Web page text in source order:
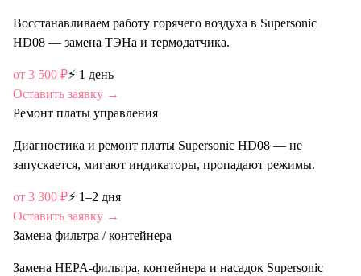
Восстанавливаем работу горячего воздуха в Supersonic
HD08 — замена ТЭНа и термодатчика.
от 3 500 ₽⚡ 1 день
Оставить заявку →
Ремонт платы управления
Диагностика и ремонт платы Supersonic HD08 — не
запускается, мигают индикаторы, пропадают режимы.
от 3 300 ₽⚡ 1–2 дня
Оставить заявку →
Замена фильтра / контейнера
Замена HEPA-фильтра, контейнера и насадок Supersonic